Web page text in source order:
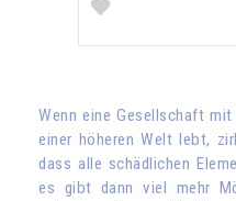
Wenn eine Gesellschaft
einer höheren Welt lebt,
dass alle schädlichen
es gibt dann viel mehr